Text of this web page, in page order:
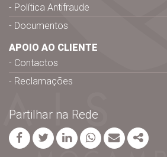
Política Antifraude
Documentos
APOIO AO CLIENTE
Contactos
Reclamações
Partilhar na Rede
Facebook
TwitterLinkedinwhatsapp
EmailShare